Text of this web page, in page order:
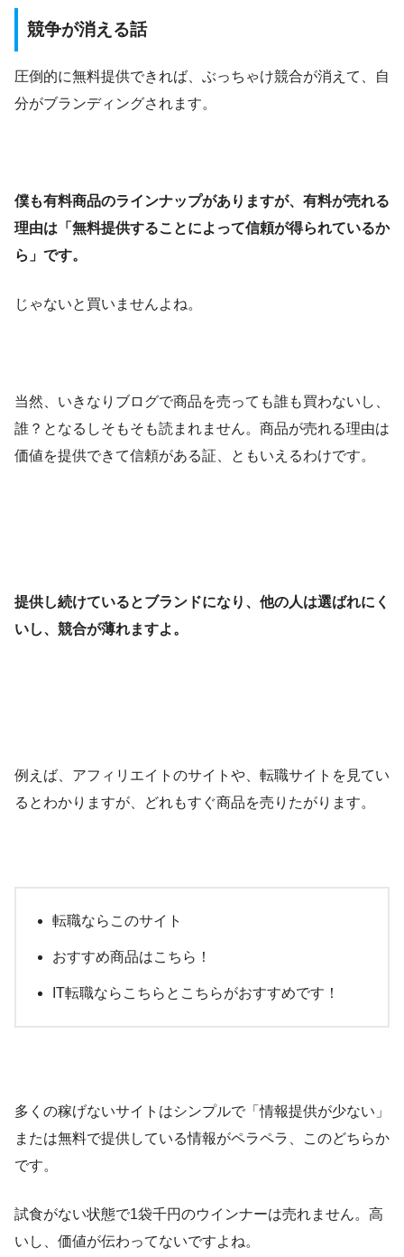
競争が消える話
圧倒的に無料提供できれば、ぶっちゃけ競合が消えて、自
分がブランディングされます。
僕も有料商品のラインナップがありますが、有料が売れる
理由は「無料提供することによって信頼が得られているか
ら」です。
じゃないと買いませんよね。
当然、いきなりブログで商品を売っても誰も買わないし、
誰？となるしそもそも読まれません。商品が売れる理由は
価値を提供できて信頼がある証、ともいえるわけです。
提供し続けているとブランドになり、他の人は選ばれにく
いし、競合が薄れますよ。
例えば、アフィリエイトのサイトや、転職サイトを見てい
るとわかりますが、どれもすぐ商品を売りたがります。
転職ならこのサイト
おすすめ商品はこちら！
IT転職ならこちらとこちらがおすすめです！
多くの稼げないサイトはシンプルで「情報提供が少ない」
または無料で提供している情報がペラペラ、このどちらか
です。
試食がない状態で1袋千円のウインナーは売れません。高
いし、価値が伝わってないですよね。